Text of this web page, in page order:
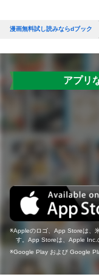
漫画無料試し読みならdブック
アプリ
Appleのロゴ、App Storeは、
す。App Storeは、Apple Inc.
Google Play および Google